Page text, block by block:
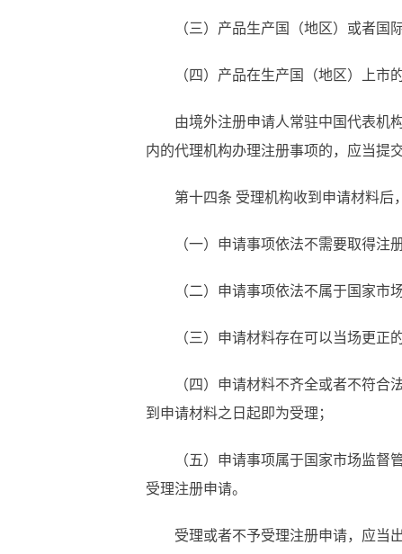
（三）产品生产国（地区）或者国
（四）产品在生产国（地区）上市
由境外注册申请人常驻中国代表机
内的代理机构办理注册事项的，应当提
第十四条 受理机构收到申请材料后
（一）申请事项依法不需要取得注
（二）申请事项依法不属于国家市
（三）申请材料存在可以当场更正
（四）申请材料不齐全或者不符合
到申请材料之日起即为受理；
（五）申请事项属于国家市场监
受理注册申请。
受理或者不予受理注册申请，应当